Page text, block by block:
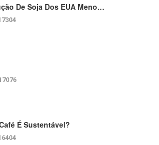
De Soja Dos EUA Meno…
É Sustentável?